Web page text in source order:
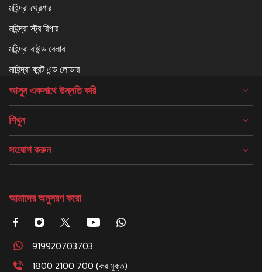
মহিন্দ্রা থ্রেশার
মহিন্দ্রা স্ট্র রিপার
মহিন্দ্রা রাউন্ড বেলার
মাহিন্দ্রা ফ্রন্ট এন্ড লোডার
আসুন একসাথে উন্নতি করি
শিখুন
সংযোগ করুন
আমাদের অনুসরণ করো
919920703703
1800 2100 700 (কর মুক্ত)